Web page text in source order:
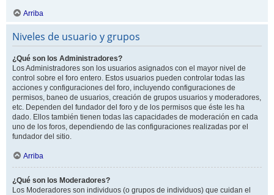
Arriba
Niveles de usuario y grupos
¿Qué son los Administradores?
Los Administradores son los usuarios asignados con el mayor nivel de
control sobre el foro entero. Estos usuarios pueden controlar todas las
acciones y configuraciones del foro, incluyendo configuraciones de
permisos, baneo de usuarios, creación de grupos usuarios y moderadores,
etc. Dependen del fundador del foro y de los permisos que éste les ha
dado. Ellos también tienen todas las capacidades de moderación en cada
uno de los foros, dependiendo de las configuraciones realizadas por el
fundador del sitio.
Arriba
¿Qué son los Moderadores?
Los Moderadores son individuos (o grupos de individuos) que cuidan el